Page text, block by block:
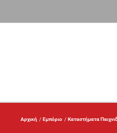
Αρχική Εμπόριο Καταστήματα